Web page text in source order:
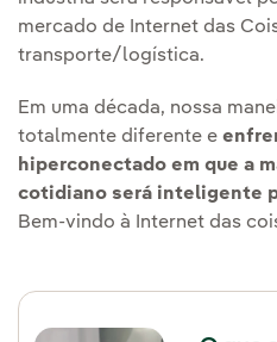
mercado de Internet das
transporte/logística.
Em uma década, nossa
totalmente diferente e
hiperconectado em que a
cotidiano será inteligente
Bem-vindo à Internet das